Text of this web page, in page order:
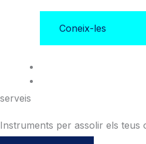
Coneix-les
serveis
Instruments per assolir els teus